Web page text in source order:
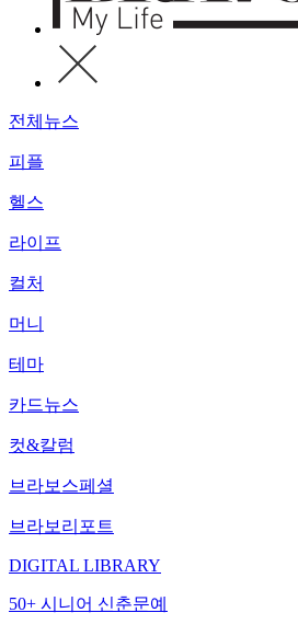
전체뉴스
피플
헬스
라이프
컬처
머니
테마
카드뉴스
컷&칼럼
브라보스페셜
브라보리포트
DIGITAL LIBRARY
50+ 시니어 신춘문예